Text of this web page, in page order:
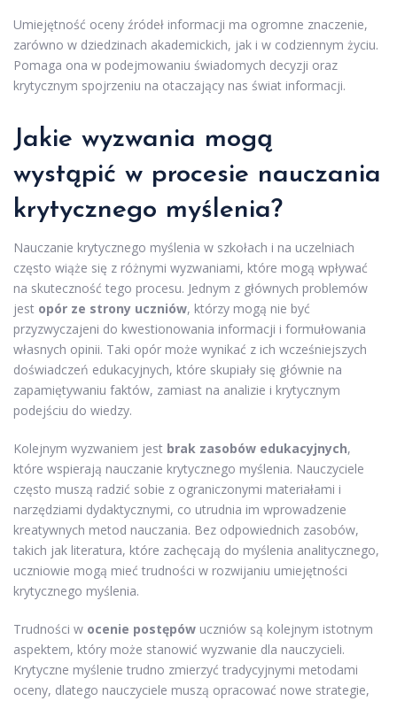
Umiejętność oceny źródeł informacji ma ogromne znaczenie,
zarówno w dziedzinach akademickich, jak i w codziennym życiu.
Pomaga ona w podejmowaniu świadomych decyzji oraz
krytycznym spojrzeniu na otaczający nas świat informacji.
Jakie wyzwania mogą
wystąpić w procesie nauczania
krytycznego myślenia?
Nauczanie krytycznego myślenia w szkołach i na uczelniach
często wiąże się z różnymi wyzwaniami, które mogą wpływać
na skuteczność tego procesu. Jednym z głównych problemów
jest opór ze strony uczniów, którzy mogą nie być
przyzwyczajeni do kwestionowania informacji i formułowania
własnych opinii. Taki opór może wynikać z ich wcześniejszych
doświadczeń edukacyjnych, które skupiały się głównie na
zapamiętywaniu faktów, zamiast na analizie i krytycznym
podejściu do wiedzy.
Kolejnym wyzwaniem jest brak zasobów edukacyjnych,
które wspierają nauczanie krytycznego myślenia. Nauczyciele
często muszą radzić sobie z ograniczonymi materiałami i
narzędziami dydaktycznymi, co utrudnia im wprowadzenie
kreatywnych metod nauczania. Bez odpowiednich zasobów,
takich jak literatura, które zachęcają do myślenia analitycznego,
uczniowie mogą mieć trudności w rozwijaniu umiejętności
krytycznego myślenia.
Trudności w ocenie postępów uczniów są kolejnym istotnym
aspektem, który może stanowić wyzwanie dla nauczycieli.
Krytyczne myślenie trudno zmierzyć tradycyjnymi metodami
oceny, dlatego nauczyciele muszą opracować nowe strategie,